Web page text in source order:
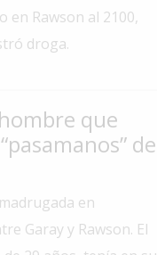
en Rawson al 2100,
droga.
que
de
en
Garay y Rawson. El